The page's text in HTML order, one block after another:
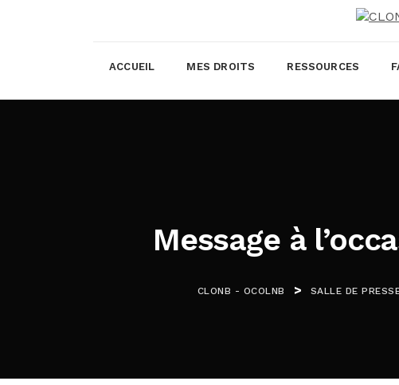
ACCUEIL MES DROITS RESSOURCES
Message à
CLONB - OCOLNB > SALLE DE